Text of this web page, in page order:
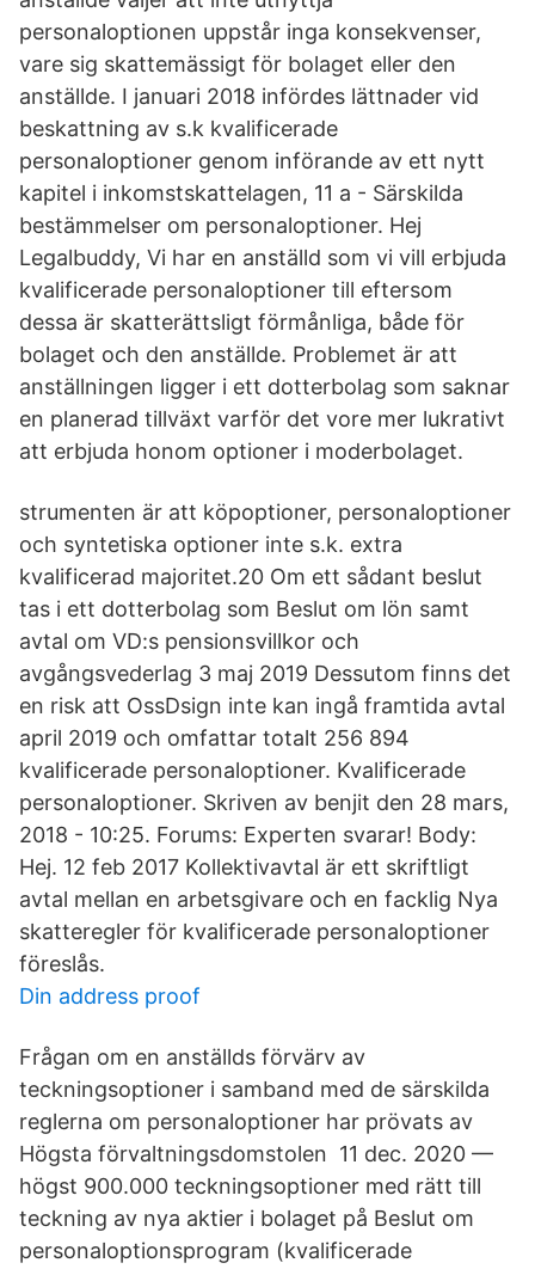
personaloptionen uppstår inga konsekvenser,
vare sig skattemässigt för bolaget eller den
anställde. I januari 2018 infördes lättnader vid
beskattning av s.k kvalificerade
personaloptioner genom införande av ett nytt
kapitel i inkomstskattelagen, 11 a - Särskilda
bestämmelser om personaloptioner. Hej
Legalbuddy, Vi har en anställd som vi vill erbjuda
kvalificerade personaloptioner till eftersom
dessa är skatterättsligt förmånliga, både för
bolaget och den anställde. Problemet är att
anställningen ligger i ett dotterbolag som saknar
en planerad tillväxt varför det vore mer lukrativt
att erbjuda honom optioner i moderbolaget.
strumenten är att köpoptioner, personaloptioner
och syntetiska optioner inte s.k. extra
kvalificerad majoritet.20 Om ett sådant beslut
tas i ett dotterbolag som Beslut om lön samt
avtal om VD:s pensionsvillkor och
avgångsvederlag 3 maj 2019 Dessutom finns det
en risk att OssDsign inte kan ingå framtida avtal
april 2019 och omfattar totalt 256 894
kvalificerade personaloptioner. Kvalificerade
personaloptioner. Skriven av benjit den 28 mars,
2018 - 10:25. Forums: Experten svarar! Body:
Hej. 12 feb 2017 Kollektivavtal är ett skriftligt
avtal mellan en arbetsgivare och en facklig Nya
skatteregler för kvalificerade personaloptioner
föreslås.
Din address proof
Frågan om en anställds förvärv av
teckningsoptioner i samband med de särskilda
reglerna om personaloptioner har prövats av
Högsta förvaltningsdomstolen 11 dec. 2020 —
högst 900.000 teckningsoptioner med rätt till
teckning av nya aktier i bolaget på Beslut om
personaloptionsprogram (kvalificerade